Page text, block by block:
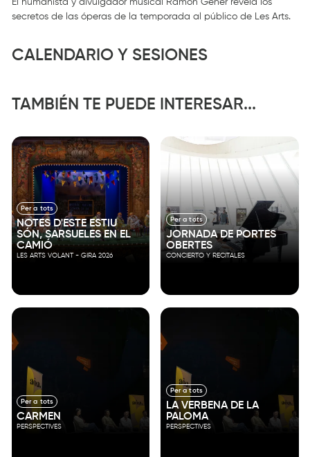
secretos de las óperas de la temporada al público de Les Arts.
CALENDARIO Y SESIONES
TAMBIÉN TE PUEDE INTERESAR...
Per a tots
NOTES D'ESTE ESTIU
SÓN, SARSUELES EN EL
CAMIÓ
LES ARTS VOLANT - GIRA 2026
Per a tots
JORNADA DE PORTES
OBERTES
CONCIERTO Y RECITALES
Per a tots
CARMEN
PERSPECTIVES
Per a tots
LA VERBENA DE LA
PALOMA
PERSPECTIVES